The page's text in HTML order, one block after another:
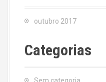
outubro 2017
Categorias